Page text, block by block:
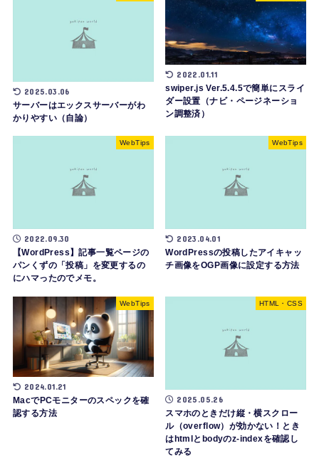
2025.03.06
サーバーはエックスサーバーがわ
かりやすい（自論）
2022.01.11
swiper.js Ver.5.4.5で簡単にスライ
ダー設置（ナビ・ページネーショ
ン調整済）
WebTips
2022.09.30
【WordPress】記事一覧ページの
パンくずの「投稿」を変更するの
にハマったのでメモ。
WebTips
2023.04.01
WordPressの投稿したアイキャッ
チ画像をOGP画像に設定する方法
WebTips
2024.01.21
MacでPCモニターのスペックを確
認する方法
HTML・CSS
2025.05.26
スマホのときだけ縦・横スクロー
ル（overflow）が効かない！とき
はhtmlとbodyのz-indexを確認し
てみる